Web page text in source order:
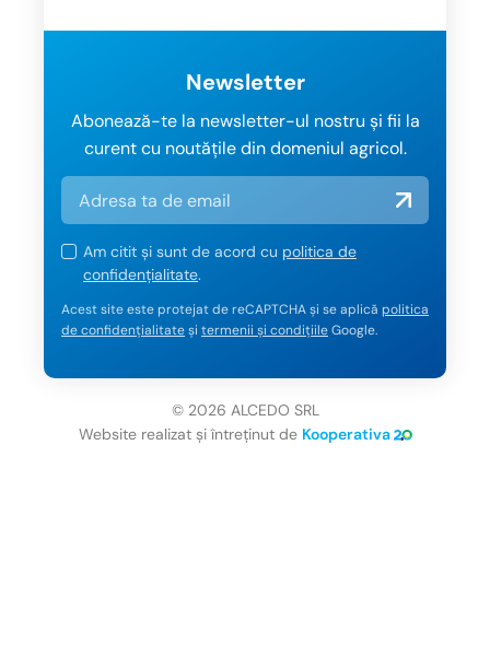
Newsletter
Abonează-te la newsletter-ul nostru și fii la
curent cu noutățile din domeniul agricol.
Am citit și sunt de acord cu politica de
confidențialitate.
Acest site este protejat de reCAPTCHA și se aplică politica
de confidențialitateși termenii și condițiileGoogle.
© 2026 ALCEDO SRL
Website realizat și întreținut de Kooperativa